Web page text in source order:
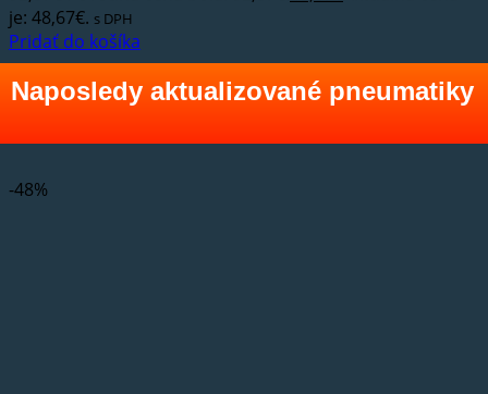
je: 48,67€. s DPH
Pridať do košíka
Naposledy aktualizované pneumatiky
-48%